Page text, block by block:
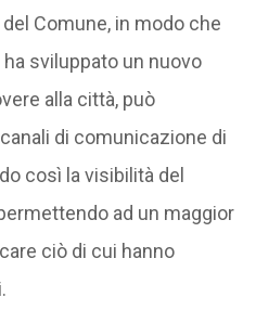
Comune, in modo che
sviluppato un nuovo
alla città, può
di comunicazione di
così la visibilità del
ad un maggior
ciò di cui hanno